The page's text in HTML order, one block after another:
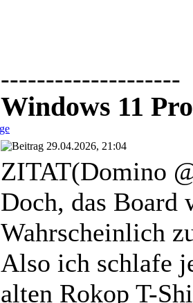
--------------------
Windows 11
29.04.2026, 21:04
ZITAT(Domino
Doch, das Board
Wahrscheinlich
Also ich schlafe
alten Rokop T-